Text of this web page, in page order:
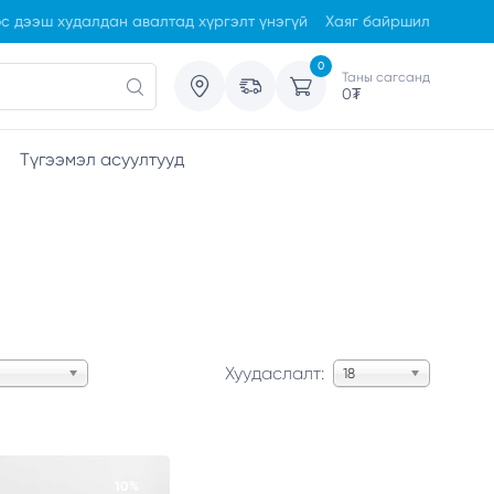
дээш худалдан авалтад хүргэлт үнэгүй Хаяг байршил
0
Таны сагсанд
0₮
Түгээмэл асуултууд
Хуудаслалт: 18